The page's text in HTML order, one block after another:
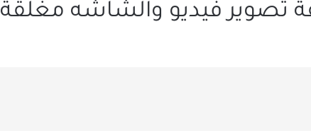
تصوير فيديو والشاشه مغلقة 2021